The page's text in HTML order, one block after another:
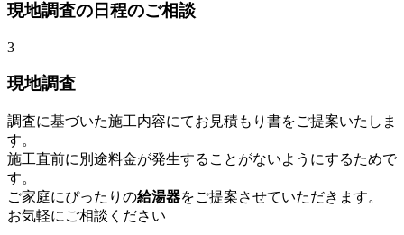
現地調査の日程のご相談
3
現地調査
調査に基づいた施工内容にてお見積もり書をご提案いたしま
す。
施工直前に別途料金が発生することがないようにするためで
す。
ご家庭にぴったりの給湯器をご提案させていただきます。
お気軽にご相談ください